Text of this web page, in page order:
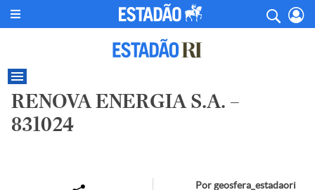
RENOVA ENERGIA S.A. –
831024
Por geosfera_estadaori